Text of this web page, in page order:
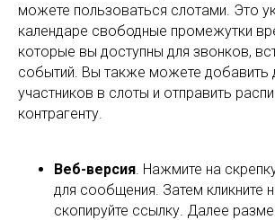
можете пользоваться слотами. Это
календаре свободные промежутки
которые вы доступны для звонков,
событий. Вы также можете добавить
участников в слоты и отправить
контрагенту.
Веб-версия . Нажмите на
для сообщения. Затем кликните
скопируйте ссылку. Далее